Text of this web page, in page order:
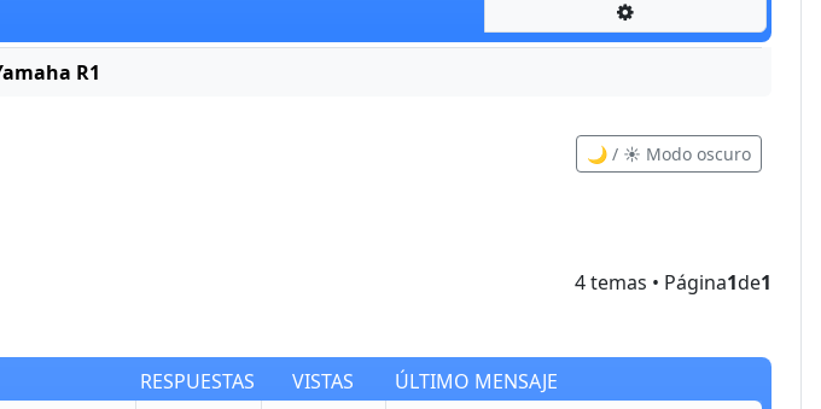
R1
🌙 / ☀️ Modo oscuro
4 temas • Página1de1
RESPUESTAS VISTAS
ÚLTIMO MENSAJE